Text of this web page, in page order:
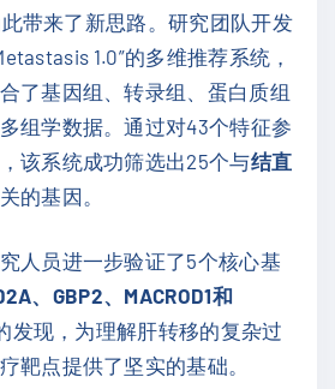
带来了新思路。研究团队开发
1.0”的多维推荐系统，
了基因组、转录组、蛋白质组
组学数据。通过对43个特征参
该系统成功筛选出25个与结直
的基因。
人员进一步验证了5个核心基
、GBP2、MACROD1和
发现，为理解肝转移的复杂过
靶点提供了坚实的基础。